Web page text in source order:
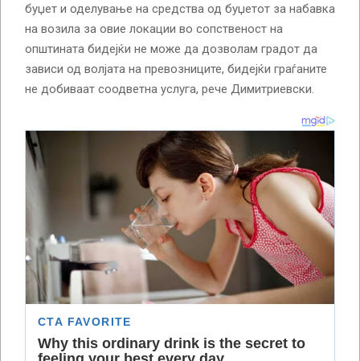
буџет и оделување на средства од буџетот за набавка
на возила за овие локации во сопственост на
општината бидејќи не може да дозволам градот да
зависи од волјата на превозниците, бидејќи граѓаните
не добиваат соодветна услуга, рече Димитриевски.